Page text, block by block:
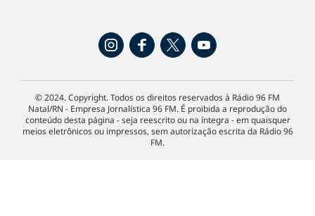
© 2024. Copyright. Todos os direitos reservados à Rádio 96 FM
Natal/RN - Empresa Jornalística 96 FM. É proibida a reprodução do
conteúdo desta página - seja reescrito ou na íntegra - em quaisquer
meios eletrônicos ou impressos, sem autorização escrita da Rádio 96
FM.